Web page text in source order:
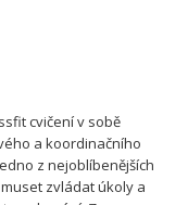
cvičení v sobě
a koordinačního
z nejoblíbenějších
zvládat úkoly a